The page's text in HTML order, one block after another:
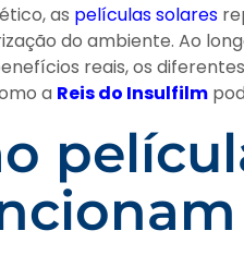
as películas solares
do ambiente. Ao
reais, os
a Reis do Insulfilm